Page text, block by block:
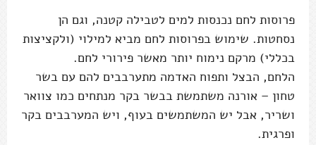
פרוסות לחם נכנסות למים לטבילה קטנה, וגם הן
נסחטות. שימוש בפרוסות לחם מביא למילוי (ולקציצות
בכללי) מרקם נימוח יותר מאשר פירורי לחם.
הלחם, הבצל ותפוח האדמה מתערבבים להם עם בשר
טחון – אורנה משתמשת בבשר בקר מנתחים כמו צוואר
ושריר, אבל יש המשתמשים בעוף, ויש המערבבים בקר
ופרגית.